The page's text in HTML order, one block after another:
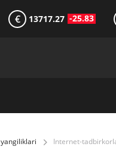
€ 13717.27 -25.83